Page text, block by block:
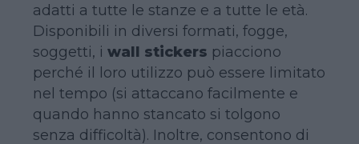
adatti a tutte le stanze e a tutte le età.
Disponibili in diversi formati, fogge,
soggetti, i wall stickers piacciono
perché il loro utilizzo può essere limitato
nel tempo (si attaccano facilmente e
quando hanno stancato si tolgono
senza difficoltà). Inoltre, consentono di